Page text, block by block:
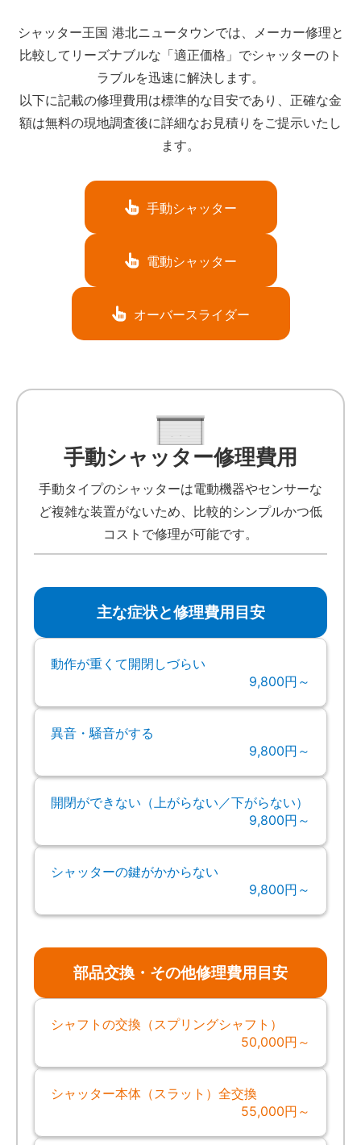
シャッター王国 港北ニュータウンでは、メーカー修理と
比較してリーズナブルな「適正価格」でシャッターのト
ラブルを迅速に解決します。
以下に記載の修理費用は標準的な目安であり、正確な金
額は無料の現地調査後に詳細なお見積りをご提示いたし
ます。
手動シャッター
電動シャッター
オーバースライダー
手動シャッター修理費用
手動タイプのシャッターは電動機器やセンサーな
ど複雑な装置がないため、比較的シンプルかつ低
コストで修理が可能です。
主な症状と修理費用目安
動作が重くて開閉しづらい
9,800円～
異音・騒音がする
9,800円～
開閉ができない（上がらない／下がらない）
9,800円～
シャッターの鍵がかからない
9,800円～
部品交換・その他修理費用目安
シャフトの交換（スプリングシャフト）
50,000円～
シャッター本体（スラット）全交換
55,000円～